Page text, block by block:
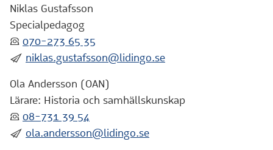
Niklas Gustafsson
Specialpedagog
:telefon: 070-273 65 35
:skicka: niklas.gustafsson@lidingo.se
Ola Andersson (OAN)
Lärare: Historia och samhällskunskap
:telefon: 08-731 39 54
:skicka: ola.andersson@lidingo.se